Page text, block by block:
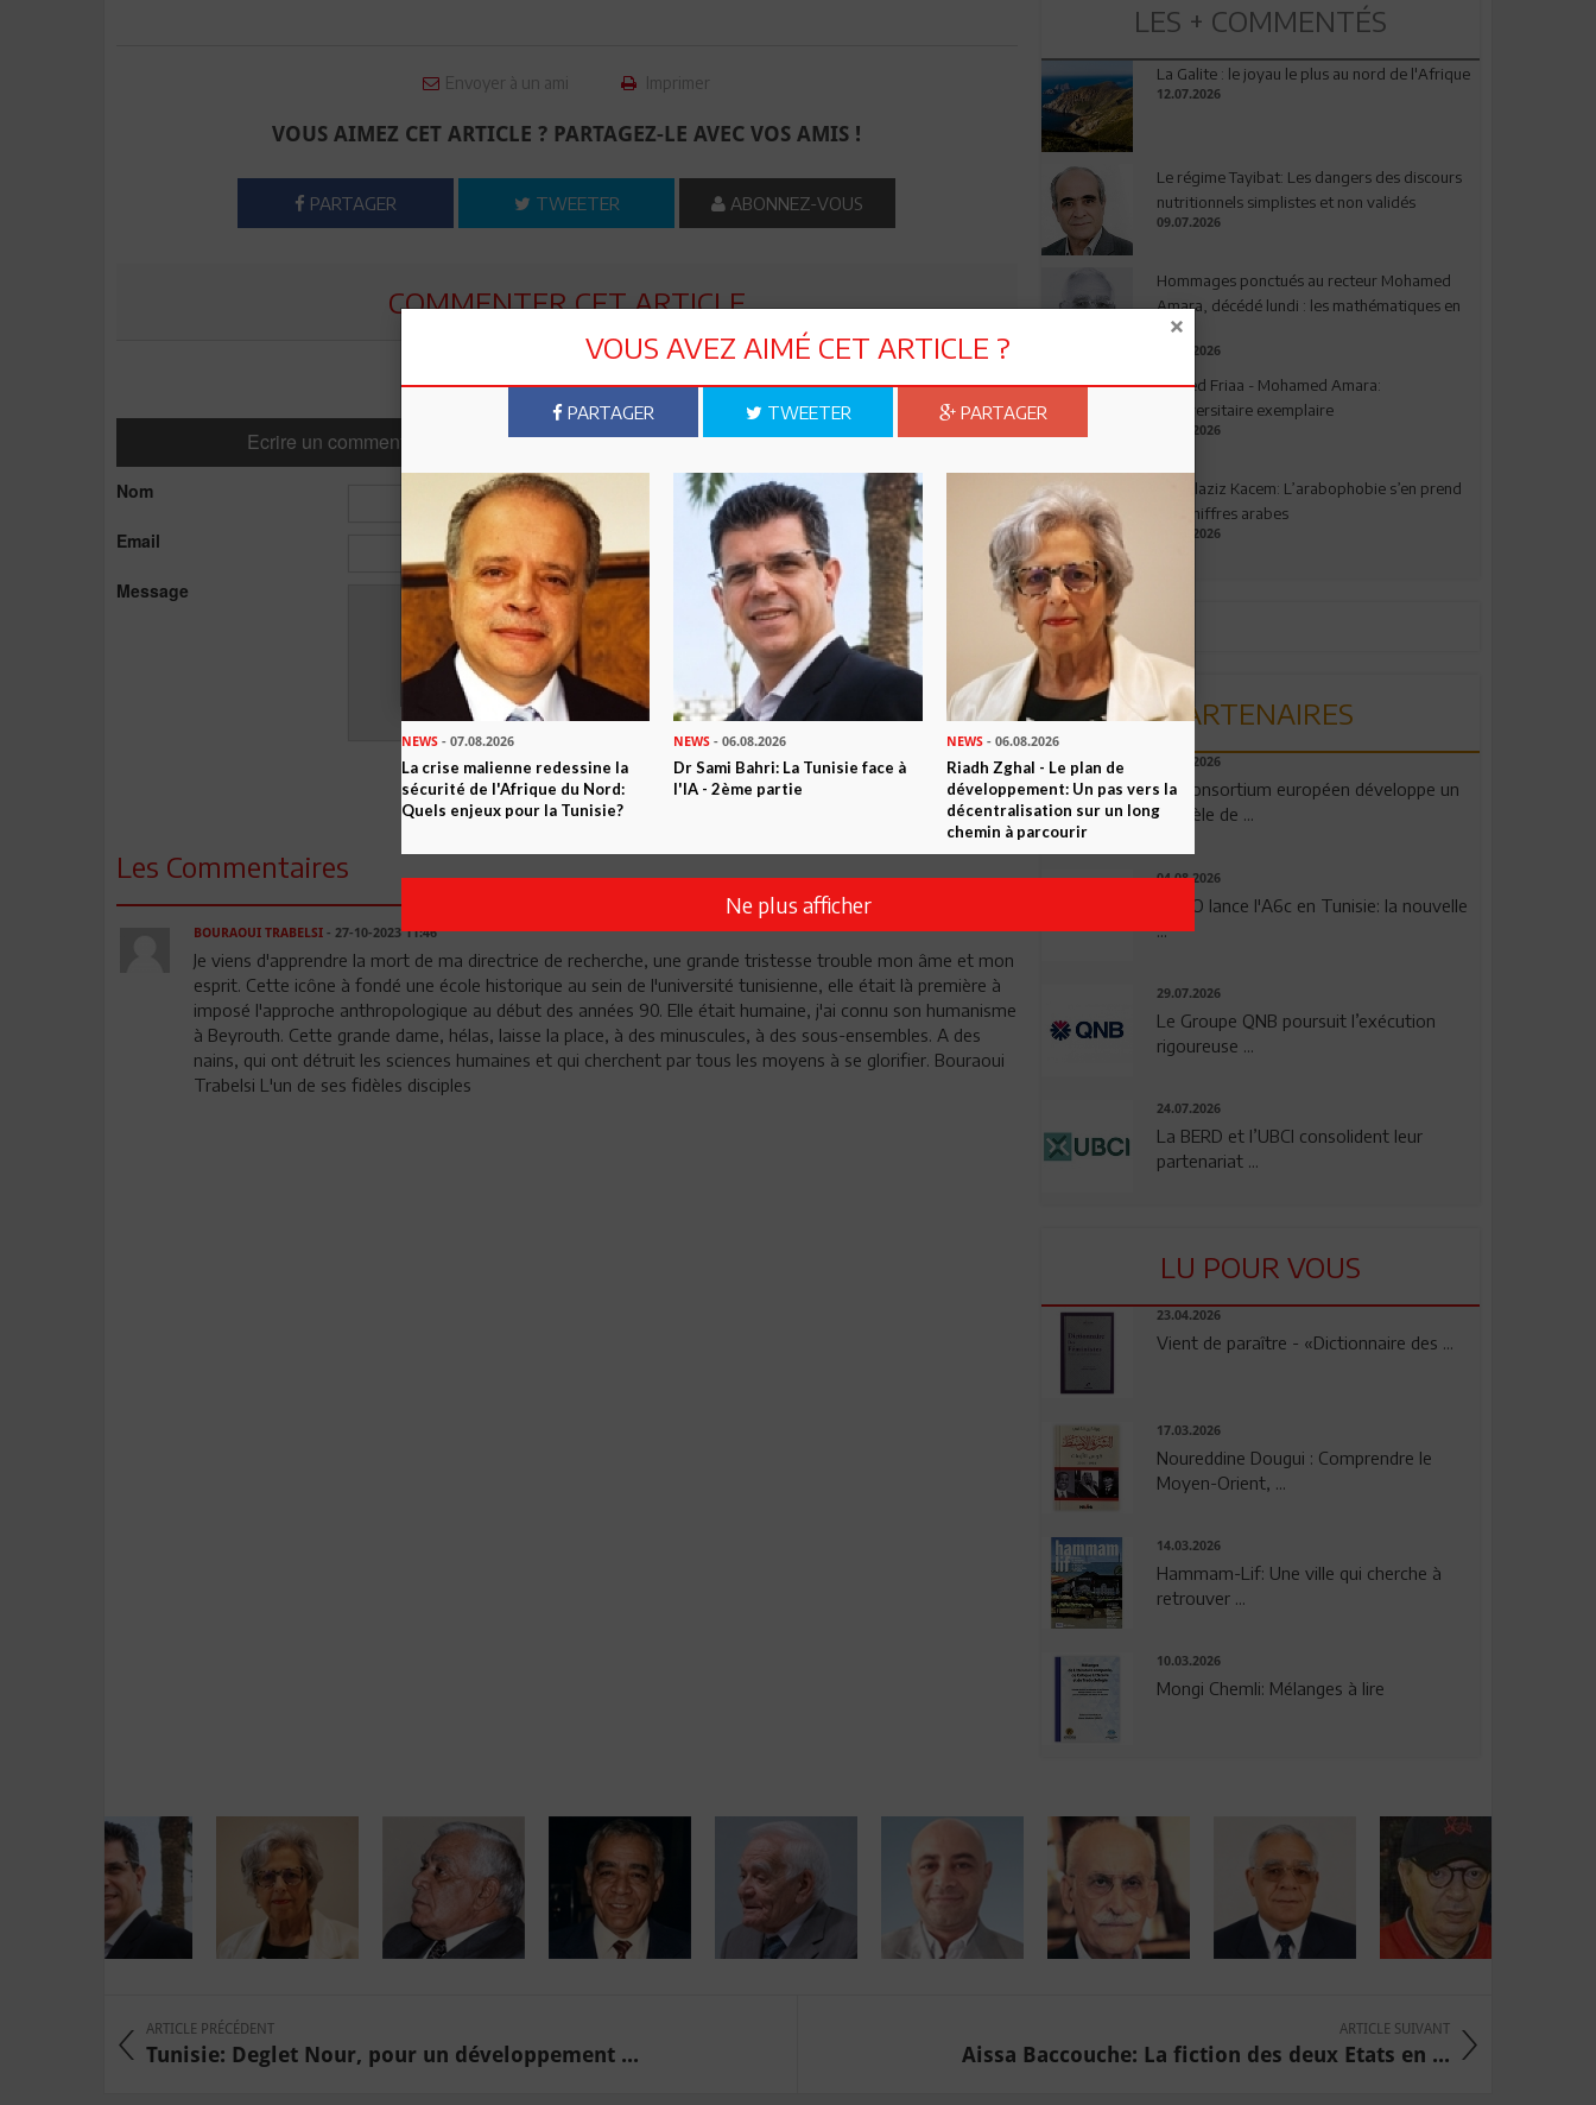
Envoyer à un ami Imprimer
VOUS AIMEZ CET ARTICLE ? PARTAGEZ-LE AVEC VOS AMIS !
PARTAGER TWEETER ABONNEZ-VOUS
COMMENTER CET ARTICLE
1Commentaire
Ecrire un commentaire Commenter
Nom
Email
Message
Envoyer
Les Commentaires
BOURAOUI TRABELSI - 27-10-2023 11:46
Je viens d'apprendre la mort de ma directrice de recherche, une grande tristesse trouble mon âme et mon
esprit. Cette icône à fondé une école historique au sein de l'université tunisienne, elle était là première à
imposé l'approche anthropologique au début des années 90. Elle était humaine, j'ai connu son humanisme
à Beyrouth. Cette grande dame, hélas, laisse la place, à des minuscules, à des sous-ensembles. A des
nains, qui ont détruit les sciences humaines et qui cherchent par tous les moyens à se glorifier. Bouraoui
Trabelsi L'un de ses fidèles disciples
LES + COMMENTÉS
La Galite : le joyau le plus au nord de l'Afrique
12.07.2026
Le régime Tayibat: Les dangers des discours
nutritionnels simplistes et non validés
09.07.2026
Hommages ponctués au recteur Mohamed
Amara, décédé lundi : les mathématiques en
deuil
03.08.2026
Ahmed Friaa - Mohamed Amara:
l’Universitaire exemplaire
04.08.2026
Abdelaziz Kacem: L’arabophobie s’en prend
aux chiffres arabes
09.07.2026
PARTENAIRES
06.08.2026
Un consortium européen développe un
modèle de ...
04.08.2026
OPPO lance l'A6c en Tunisie: la nouvelle
...
29.07.2026
Le Groupe QNB poursuit l’exécution
rigoureuse ...
24.07.2026
La BERD et l’UBCI consolident leur
partenariat ...
LU POUR VOUS
23.04.2026
Vient de paraître - «Dictionnaire des ...
17.03.2026
Noureddine Dougui : Comprendre le
Moyen-Orient, ...
14.03.2026
Hammam-Lif: Une ville qui cherche à
retrouver ...
10.03.2026
Mongi Chemli: Mélanges à lire
ARTICLE PRÉCÉDENT
Tunisie: Deglet Nour, pour un développement ...
ARTICLE SUIVANT
Aissa Baccouche: La fiction des deux Etats en ...
VOUS AVEZ AIMÉ CET ARTICLE ?
PARTAGER TWEETER PARTAGER
NEWS - 07.08.2026
La crise malienne redessine la
sécurité de l'Afrique du Nord:
Quels enjeux pour la Tunisie?
NEWS - 06.08.2026
Dr Sami Bahri: La Tunisie face à
l'IA - 2ème partie
NEWS- 06.08.2026
Riadh Zghal - Le plan de
développement: Un pas vers la
décentralisation sur un long
chemin à parcourir
Ne plus afficher